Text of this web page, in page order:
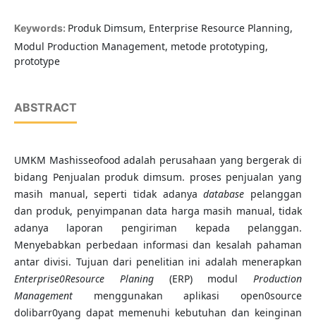
Keywords: Produk Dimsum, Enterprise Resource Planning,
Modul Production Management, metode prototyping,
prototype
ABSTRACT
UMKM Mashisseofood adalah perusahaan yang bergerak di
bidang Penjualan produk dimsum. proses penjualan yang
masih manual, seperti tidak adanyadatabase pelanggan
dan produk, penyimpanan data harga masih manual, tidak
adanya laporan pengiriman kepada pelanggan.
Menyebabkan perbedaan informasi dan kesalah pahaman
antar divisi. Tujuan dari penelitian ini adalah menerapkan
Enterprise0Resource Planing (ERP) modulProduction
Managementmenggunakan aplikasi open0source
dolibarr0yang dapat memenuhi kebutuhan dan keinginan